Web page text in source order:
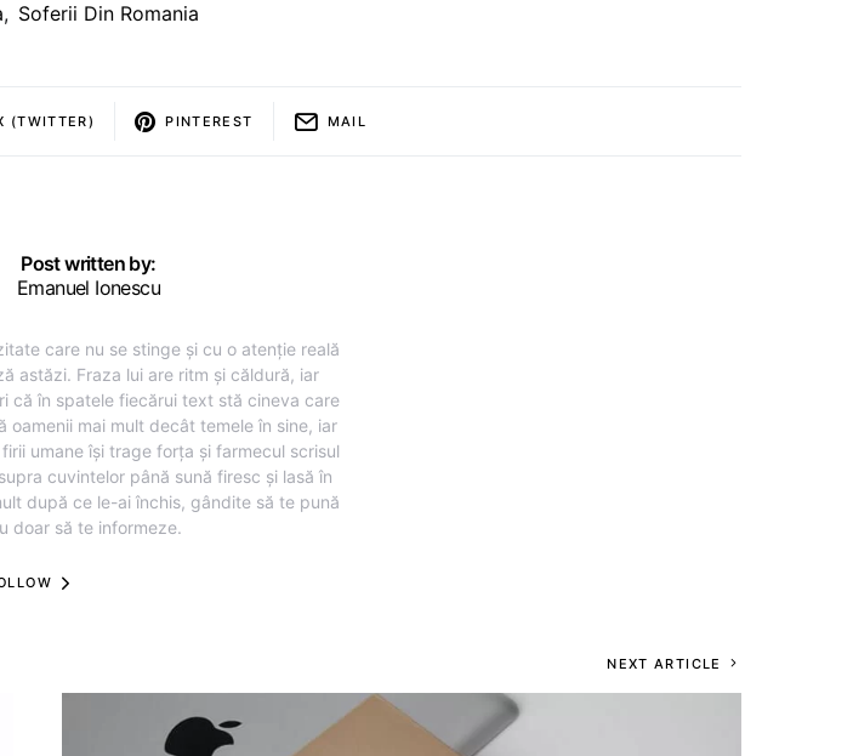
, Soferii Din Romania
(TWITTER) PINTEREST MAIL
Post written by:
Emanuel Ionescu
care nu se stinge și cu o atenție reală
astăzi. Fraza lui are ritm și căldură, iar
că în spatele fiecărui text stă cineva care
oamenii mai mult decât temele în sine, iar
umane își trage forța și farmecul scrisul
cuvintelor până sună firesc și lasă în
după ce le-ai închis, gândite să te pună
doar să te informeze.
NEXT ARTICLE